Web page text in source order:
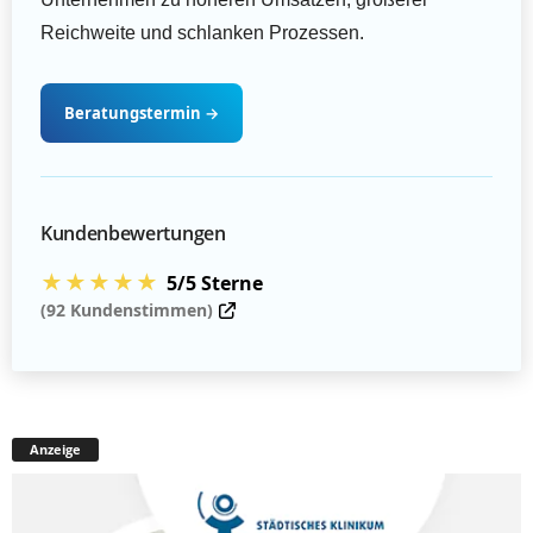
Reichweite und schlanken Prozessen.
Beratungstermin →
Kundenbewertungen
★★★★★ 5/5 Sterne
(92 Kundenstimmen)
Anzeige